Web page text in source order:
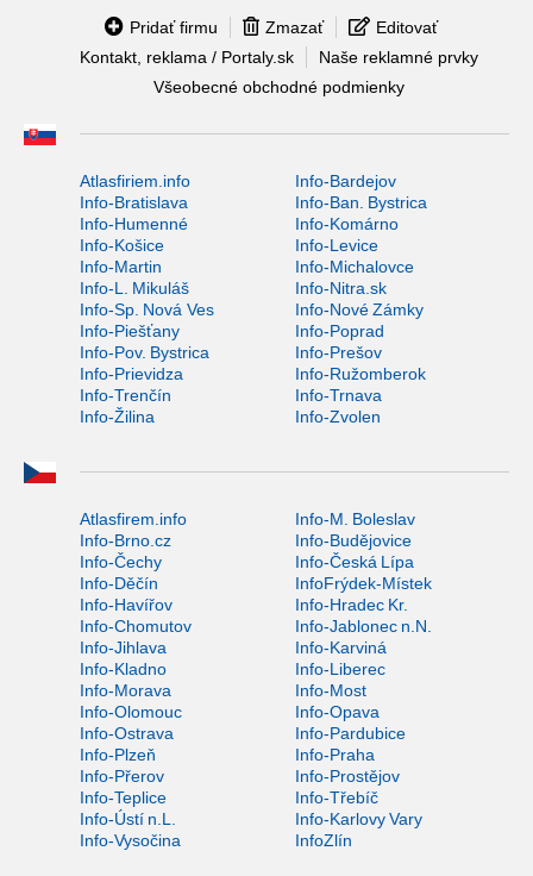
Pridať firmu Zmazať
Editovať
Kontakt, reklama / Portaly.sk
Naše reklamné prvky
Všeobecné obchodné podmienky
Atlasfiriem.info
Info-Bardejov
Info-Bratislava
Info-Ban. Bystrica
Info-Humenné
Info-Komárno
Info-Košice
Info-Levice
Info-Martin
Info-Michalovce
Info-L. Mikuláš
Info-Nitra.sk
Info-Sp. Nová Ves
Info-Nové Zámky
Info-Piešťany
Info-Poprad
Info-Pov. Bystrica
Info-Prešov
Info-Prievidza
Info-Ružomberok
Info-Trenčín
Info-Trnava
Info-Žilina
Info-Zvolen
Atlasfirem.info
Info-M. Boleslav
Info-Brno.cz
Info-Budějovice
Info-Čechy
Info-Česká Lípa
Info-Děčín
InfoFrýdek-Místek
Info-Havířov
Info-Hradec Kr.
Info-Chomutov
Info-Jablonec n.N.
Info-Jihlava
Info-Karviná
Info-Kladno
Info-Liberec
Info-Morava
Info-Most
Info-Olomouc
Info-Opava
Info-Ostrava
Info-Pardubice
Info-Plzeň
Info-Praha
Info-Přerov
Info-Prostějov
Info-Teplice
Info-Třebíč
Info-Ústí n.L.
Info-Karlovy Vary
Info-Vysočina
InfoZlín